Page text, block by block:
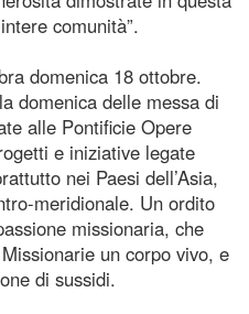
comunità”.
domenica 18 ottobre.
domenica delle messa di
alle Pontificie Opere
e iniziative legate
nei Paesi dell’Asia,
meridionale. Un ordito
missionaria, che
un corpo vivo, e
di sussidi.